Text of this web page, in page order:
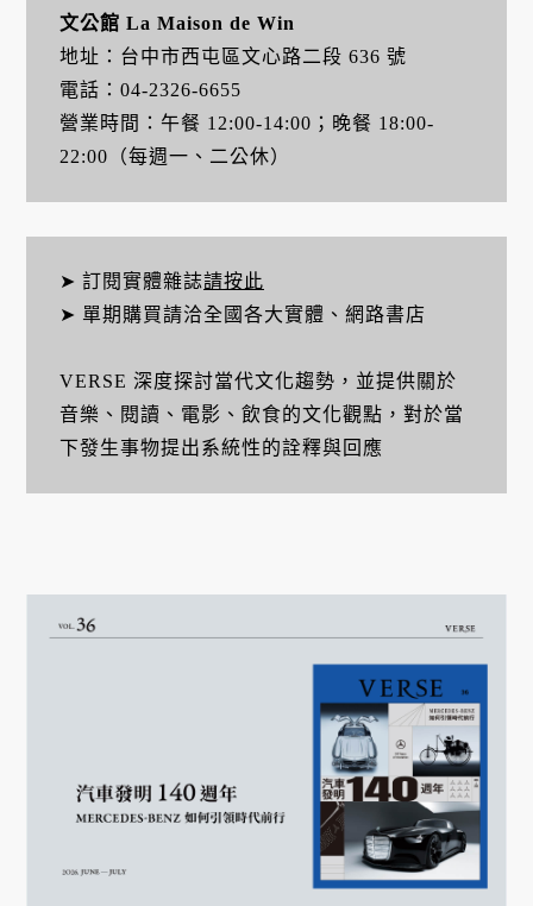
文公館 La Maison de Win
地址：台中市西屯區文心路二段 636 號
電話：04-2326-6655
營業時間：午餐 12:00-14:00；晚餐 18:00-
22:00（每週一、二公休）
➤ 訂閱實體雜誌請按此
➤ 單期購買請洽全國各大實體、網路書店
VERSE 深度探討當代文化趨勢，並提供關於
音樂、閱讀、電影、飲食的文化觀點，對於當
下發生事物提出系統性的詮釋與回應